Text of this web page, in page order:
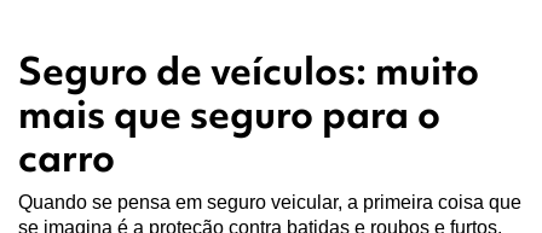
Seguro de veículos: muito
mais que seguro para o
carro
Quando se pensa em seguro veicular, a primeira coisa que
se imagina é a proteção contra batidas e roubos e furtos.